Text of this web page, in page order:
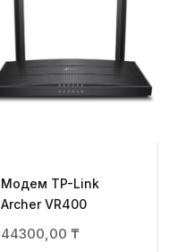
Модем TP-Link
Archer VR400
44300,00 ₸